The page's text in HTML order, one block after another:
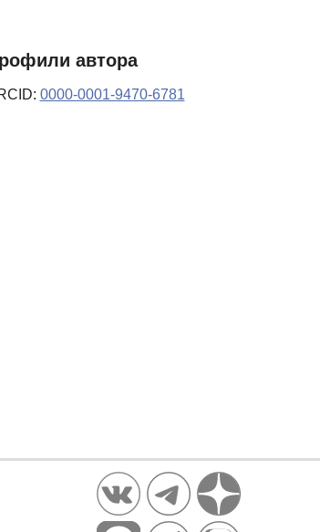
автора
0000-0001-9470-6781